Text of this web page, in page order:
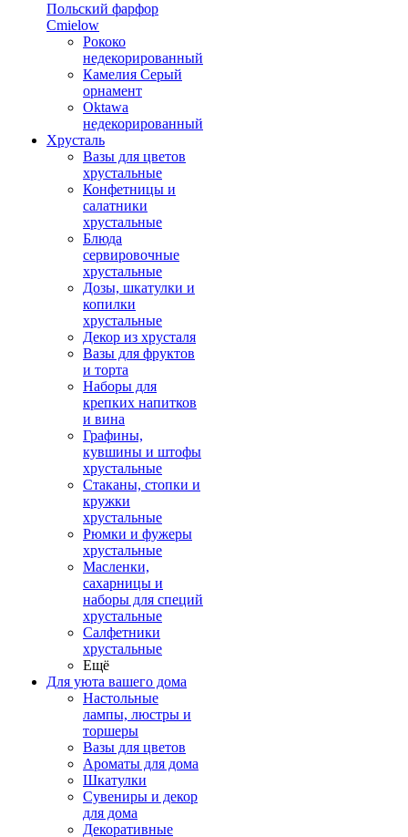
Польский фарфор
Сmielow
Рококо
недекорированный
Камелия Серый
орнамент
Oktawa
недекорированный
Хрусталь
Вазы для цветов
хрустальные
Конфетницы и
салатники
хрустальные
Блюда
сервировочные
хрустальные
Дозы, шкатулки и
копилки
хрустальные
Декор из хрусталя
Вазы для фруктов
и торта
Наборы для
крепких напитков
и вина
Графины,
кувшины и штофы
хрустальные
Стаканы, стопки и
кружки
хрустальные
Рюмки и фужеры
хрустальные
Масленки,
сахарницы и
наборы для специй
хрустальные
Салфетники
хрустальные
Ещё
Для уюта вашего дома
Настольные
лампы, люстры и
торшеры
Вазы для цветов
Ароматы для дома
Шкатулки
Сувениры и декор
для дома
Декоративные